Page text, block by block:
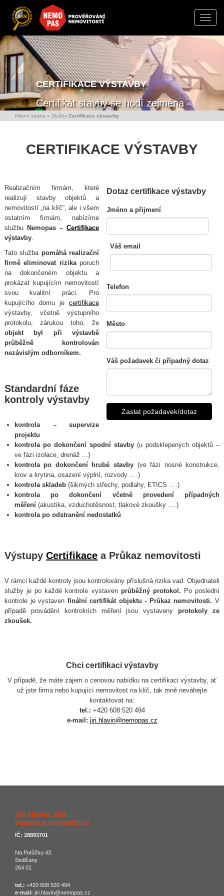
CERTIFIKACE VÝSTAVBY
Certifikát stavby se hodí zejména
pro stavební společnosti jako
správné výstavby nemovitosti.
Certifikaci výstavby určitě ocení
jistotu a záruku toho, že
nemovitost byla při stavbě
průběžně kontrolována
nezávislým odborníkem /
specialistou v oboru.
Hlavní strana » Služby Certifikace výstavby
CERTIFIKACE VÝSTAVBY
Dotaz certifikace výstavby
Jméno a přijmení
Váš email
Telefon
Město
Váš požadavek či případný dotaz
Realizačním firmám, které
realizují stavby objektů a
nemovitostí „na klíč“, ale i všem
ostatním firmám, nabízíme
službu Nemopas –Certifikace
výstavby.
Tato služba pomáhá realizační
firmě eliminovat rizikaporuch
na dokončeném objektu a
prokázat kupujícím nemovitostí
svou kvalitní práci. Pro
kupujícího domu jecertifikace
výstavby, včetně výstupního
protokolu, zárukou toho, že
objekt byl při výstavbě
průběžně kontrolován
nezávislým odborníkem.
Standardní fáze
kontroly výstavby
kontrola – supervize
projektu
kontrola po dokončení spodní stavby (u podsklepených objektů –
ve fázi izolace, drenáž ...)
kontrola po dokončení hrubé stavby (ve fázi nosné konstrukce,
krov a krytina, osazení výplní, rozvody ….)
kontrola skladeb(šikmých střechy, podlahy, ETICS ….)
kontrola po dokončení včetně provedení případných
měření(akustika, vzduchotěsnost, tlakové zkoušky ….)
kontrola po odstranění nedostatků
Výstupy Certifikacea Průkaz nemovitosti
V rámci každé kontroly jsou kontrolovány příslušná rizika vad. Objednateli
služby je po každé kontrole vystaven průběžný protokol. Po poslední
kontrole je vystaven finální certifikát objektu - Průkaz nemovitosti.V
případě provádění kontrolních měření jsou vystavenyprotokoly ze
zkoušek.
Chci certifikaci výstavby
V případě, že máte zájem o cenovou nabídku na certifikaci výstavby, ať
už jste firma nebo kupující nemovitost na klíč, tak mně neváhejte
kontaktovat na:
tel.: +420 608 520 494
e-mail: jiri.hlavin@nemopas.cz
Jiří Hlavín, DiS.
Inspekce nemovitostí
IČ: 28893701
Na Potůčku 43
Sedlčany
264 01
tel.: +420 608 520 494
e-mail: jiri.hlavin@nemopas.cz
Toggle